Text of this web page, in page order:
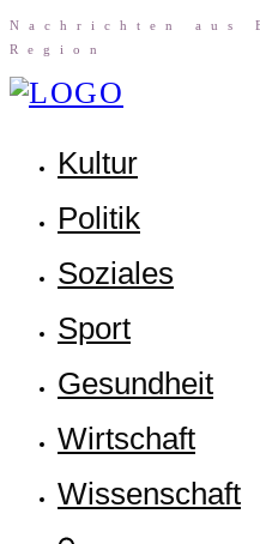
Nach­rich­ten aus
Region
Kul­tur
Poli­tik
Sozia­les
Sport
Gesund­heit
Wirt­schaft
Wis­sen­schaft